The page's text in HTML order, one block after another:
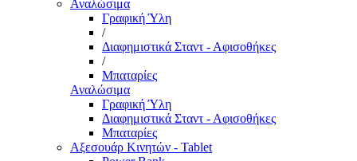
Αναλώσιμα
Γραφική Ύλη
/
Διαφημιστικά Σταντ - Αφισοθήκες
/
Μπαταρίες
Αναλώσιμα
Γραφική Ύλη
Διαφημιστικά Σταντ - Αφισοθήκες
Μπαταρίες
Αξεσουάρ Κινητών - Tablet